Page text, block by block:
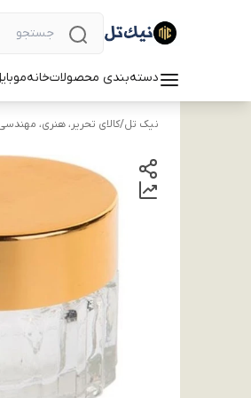
دسته‌بندی محصولاتخانه
نیک تل/کالای تحریر، هنری،